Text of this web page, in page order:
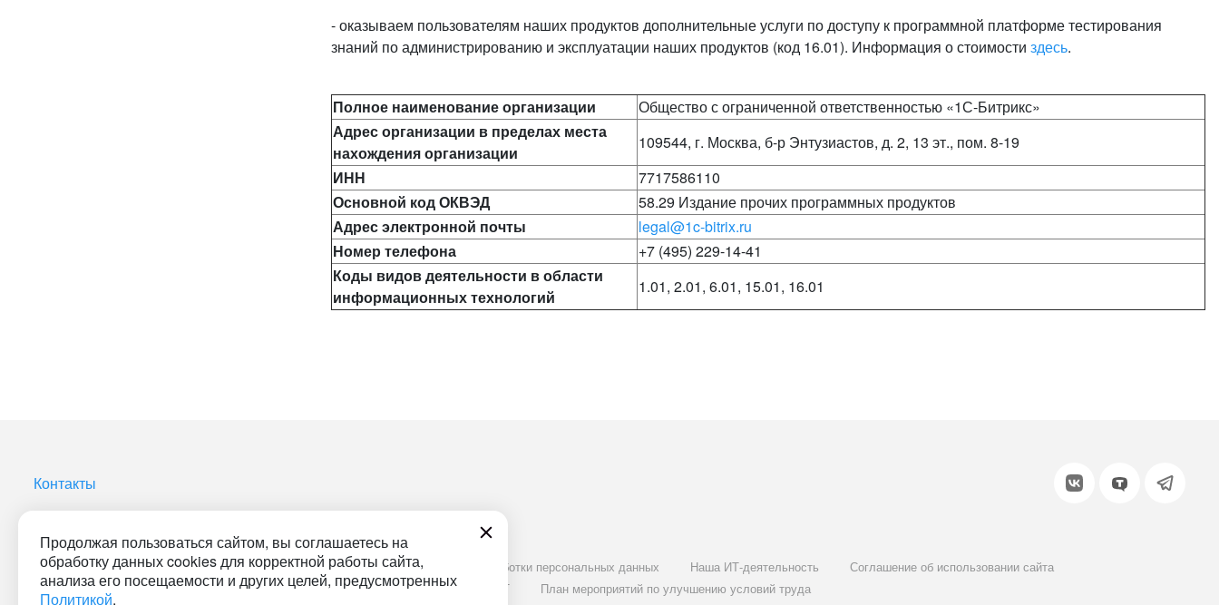
Продолжая пользоваться сайтом, вы соглашаетесь на
обработку данных cookies для корректной работы сайта,
анализа его посещаемости и других целей, предусмотренных
Политикой.
- оказываем пользователям наших продуктов дополнительные услуги по доступу к программной платформе тестирования
знаний по администрированию и эксплуатации наших продуктов (код 16.01). Информация о стоимости здесь.
Полное наименование организации
Общество с ограниченной ответственностью «1С-Битрикс»
Адрес организации в пределах места
нахождения организации
109544, г. Москва, б-р Энтузиастов, д. 2, 13 эт., пом. 8-19
ИНН
7717586110
Основной код ОКВЭД
58.29 Издание прочих программных продуктов
Адрес электронной почты
legal@1c-bitrix.ru
Номер телефона
+7 (495) 229-14-41
Коды видов деятельности в области
информационных технологий
1.01, 2.01, 6.01, 15.01, 16.01
Контакты
© 2001-2026 «Битрикс», «1С-Битрикс». Работает на 1С-
Битрикс: Управление сайтом.
Политика обработки персональных данных Наша ИТ-деятельность
Соглашение об использовании сайта
Документ СОУТ
План мероприятий по улучшению условий труда